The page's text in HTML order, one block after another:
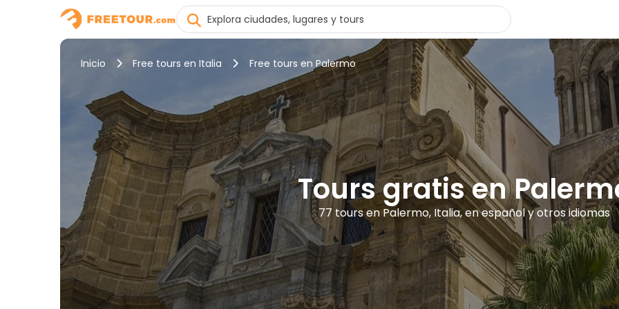
Inicio Free tours en Italia Free tours en Palermo
Tours gratis en
77 tours en Palermo, Italia, en español y otros idiomas